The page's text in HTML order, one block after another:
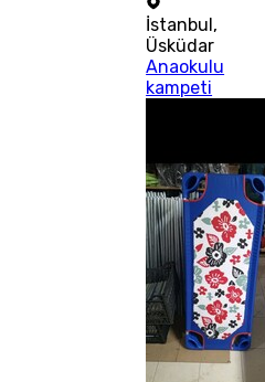
İstanbul ,
Üsküdar
Anaokulu
kampeti